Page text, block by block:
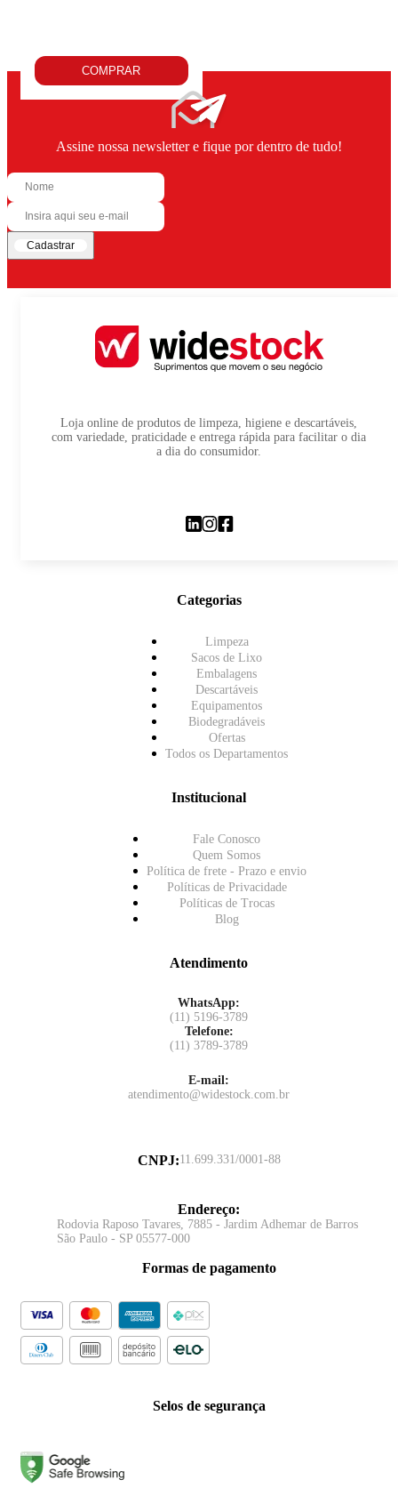
COMPRAR
Assine nossa newsletter e fique por dentro de tudo!
Cadastrar
Loja online de produtos de limpeza, higiene e descartáveis,
com variedade, praticidade e entrega rápida para facilitar o dia
a dia do consumidor.
Categorias
Limpeza
Sacos de Lixo
Embalagens
Descartáveis
Equipamentos
Biodegradáveis
Ofertas
Todos os Departamentos
Institucional
Fale Conosco
Quem Somos
Política de frete - Prazo e envio
Políticas de Privacidade
Políticas de Trocas
Blog
Atendimento
WhatsApp:
(11) 5196-3789
Telefone:
(11) 3789-3789
E-mail:
atendimento@widestock.com.br
CNPJ:11.699.331/0001-88
Endereço:
Rodovia Raposo Tavares, 7885 - Jardim Adhemar de Barros
São Paulo - SP 05577-000
Formas de pagamento
Selos de segurança